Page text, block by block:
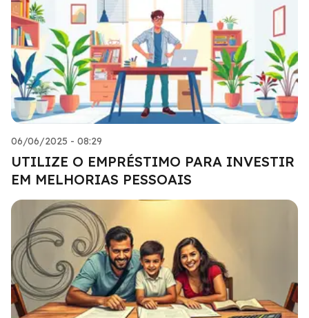
06/06/2025 - 08:29
UTILIZE O EMPRÉSTIMO PARA INVESTIR
EM MELHORIAS PESSOAIS